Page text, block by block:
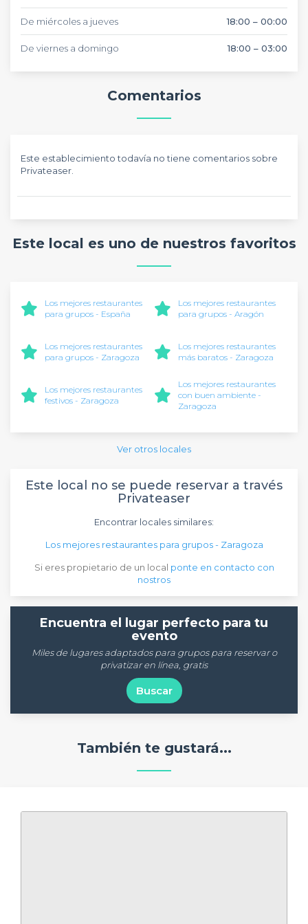
De miércoles a jueves 18:00 – 00:00
De viernes a domingo 18:00 – 03:00
Comentarios
Este establecimiento todavía no tiene comentarios sobre
Privateaser.
Este local es uno de nuestros favoritos
Los mejores restaurantes
para grupos - España
Los mejores restaurantes
para grupos - Aragón
Los mejores restaurantes
para grupos - Zaragoza
Los mejores restaurantes
más baratos - Zaragoza
Los mejores restaurantes
festivos - Zaragoza
Los mejores restaurantes
con buen ambiente -
Zaragoza
Ver otros locales
Este local no se puede reservar a través
Privateaser
Encontrar locales similares:
Los mejores restaurantes para grupos - Zaragoza
Si eres propietario de un local ponte en contacto con
nostros
Encuentra el lugar perfecto para tu
evento
Miles de lugares adaptados para grupos para reservar o
privatizar en línea, gratis
Buscar
También te gustará...